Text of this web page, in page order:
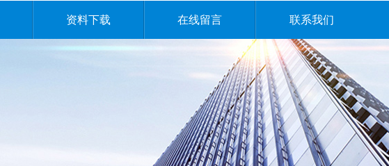
资料下载 在线留言 联系我们